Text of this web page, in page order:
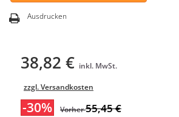
Ausdrucken
38,82 € inkl. MwSt.
zzgl. Versandkosten
-30% Vorher55,45 €